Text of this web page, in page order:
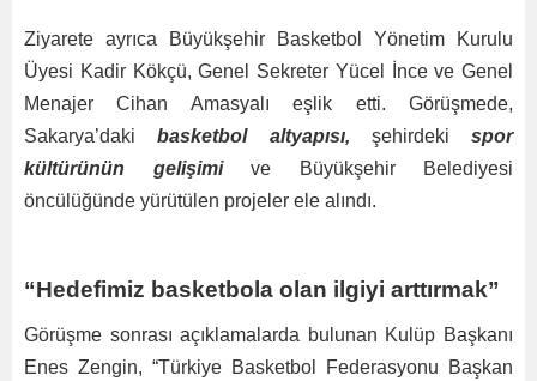
Ziyarete ayrıca Büyükşehir Basketbol Yönetim Kurulu
Üyesi Kadir Kökçü, Genel Sekreter Yücel İnce ve Genel
Menajer Cihan Amasyalı eşlik etti. Görüşmede,
Sakarya’dakibasketbol altyapısı, şehirdeki spor
kültürünün gelişimive Büyükşehir Belediyesi
öncülüğünde yürütülen projeler ele alındı.
“Hedefimiz basketbola olan ilgiyi arttırmak”
Görüşme sonrası açıklamalarda bulunan Kulüp Başkanı
Enes Zengin, “Türkiye Basketbol Federasyonu Başkan